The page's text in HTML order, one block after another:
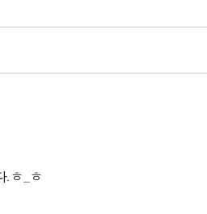
.ㅎ_ㅎ